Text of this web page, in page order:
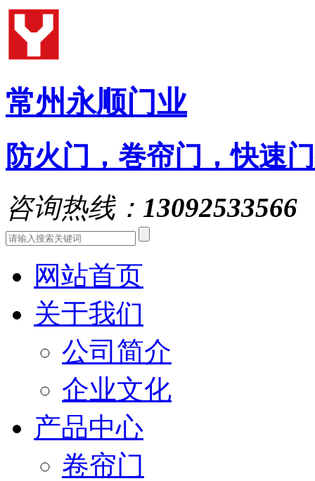
常州永顺门业
防火门，巻帘门，快速
咨询热线： 13092533566
网站首页
关于我们
公司简介
企业文化
产品中心
卷帘门